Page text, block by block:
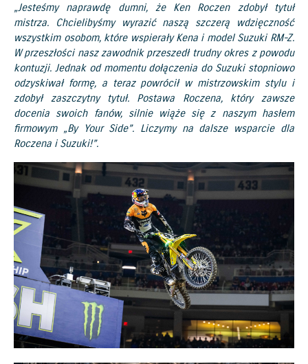
„Jesteśmy naprawdę dumni, że Ken Roczen zdobył tytuł
mistrza. Chcielibyśmy wyrazić naszą szczerą wdzięczność
wszystkim osobom, które wspierały Kena i model Suzuki RM-Z.
W przeszłości nasz zawodnik przeszedł trudny okres z powodu
kontuzji. Jednak od momentu dołączenia do Suzuki stopniowo
odzyskiwał formę, a teraz powrócił w mistrzowskim stylu i
zdobył zaszczytny tytuł. Postawa Roczena, który zawsze
docenia swoich fanów, silnie wiąże się z naszym hasłem
firmowym „By Your Side”. Liczymy na dalsze wsparcie dla
Roczena i Suzuki!”.